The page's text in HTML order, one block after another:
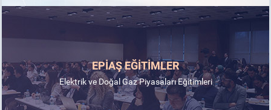
EPİAŞ EĞİTİMLER
Elektrik ve Doğal Gaz Piyasaları Eğitimleri